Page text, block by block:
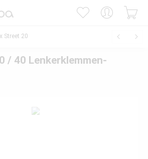
Street 20
/ 40 Lenkerklemmen-